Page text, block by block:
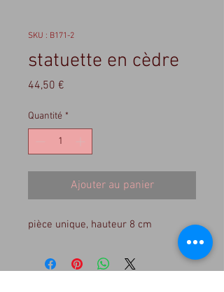
SKU : B171-2
statuette en cèdre
44,50 €
Quantité *
Ajouter au panier
pièce unique, hauteur 8 cm